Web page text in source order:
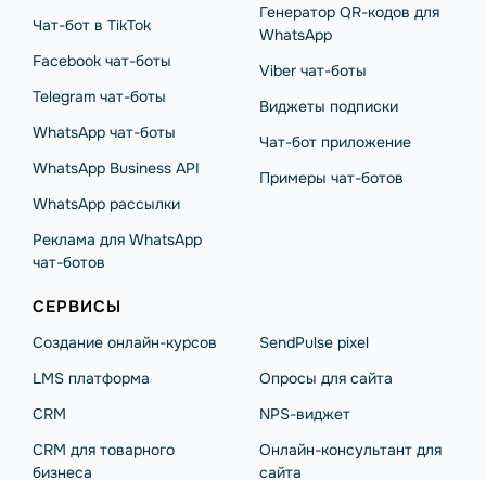
Чат-бот в TikTok
Facebook чат-боты
Telegram чат-боты
WhatsApp чат-боты
WhatsApp Business API
WhatsApp рассылки
Реклама для WhatsApp
чат-ботов
Генератор QR-кодов для
WhatsApp
Viber чат-боты
Виджеты подписки
Чат-бот приложение
Примеры чат-ботов
СЕРВИСЫ
Создание онлайн-курсов
LMS платформа
CRM
CRM для товарного
бизнеса
SendPulse pixel
Опросы для сайта
NPS-виджет
Онлайн-консультант для
сайта